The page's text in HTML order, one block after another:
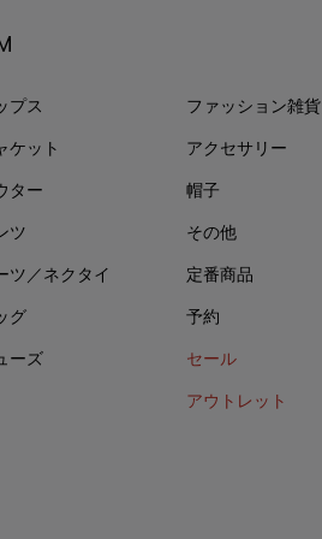
プス
ケット
ター
ツ
ツ／ネクタイ
グ
ーズ
ファッション雑貨
アクセサリー
帽子
その他
定番商品
予約
セール
アウトレット